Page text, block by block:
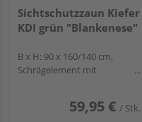
Sichtschutzzaun Kiefer
KDI grün "Blankenese"
B x H: 90 x 160/140 cm,
Schrägelement mit
59,95 € / Stk.